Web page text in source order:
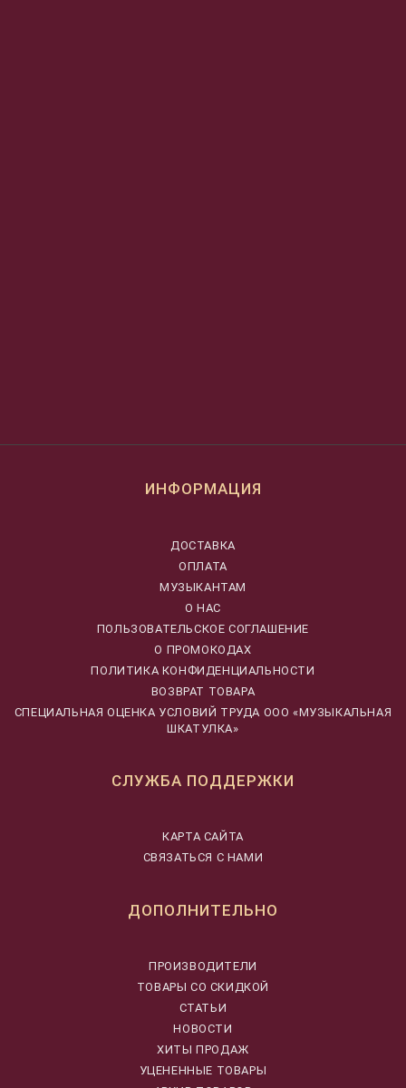
ИНФОРМАЦИЯ
ДОСТАВКА
ОПЛАТА
МУЗЫКАНТАМ
О НАС
ПОЛЬЗОВАТЕЛЬСКОЕ СОГЛАШЕНИЕ
О ПРОМОКОДАХ
ПОЛИТИКА КОНФИДЕНЦИАЛЬНОСТИ
ВОЗВРАТ ТОВАРА
CПЕЦИАЛЬНАЯ ОЦЕНКА УСЛОВИЙ ТРУДА ООО «МУЗЫКАЛЬНАЯ
ШКАТУЛКА»
СЛУЖБА ПОДДЕРЖКИ
КАРТА САЙТА
СВЯЗАТЬСЯ С НАМИ
ДОПОЛНИТЕЛЬНО
ПРОИЗВОДИТЕЛИ
ТОВАРЫ СО СКИДКОЙ
СТАТЬИ
НОВОСТИ
ХИТЫ ПРОДАЖ
УЦЕНЕННЫЕ ТОВАРЫ